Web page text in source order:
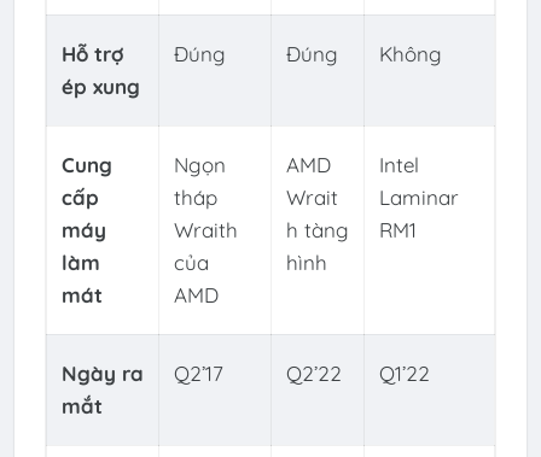
Hỗ trợ
ép xung
Đúng Đúng Không
Cung
cấp
máy
làm
mát
Ngọn
tháp
Wraith
của
AMD
AMD
Wrait
h tàng
hình
Intel
Laminar
RM1
Ngày ra
mắt
Q2’17 Q2’22 Q1’22